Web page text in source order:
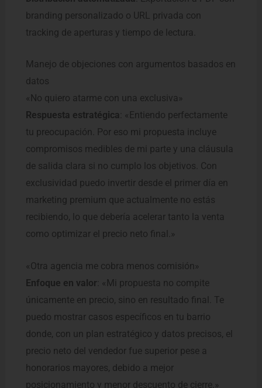
branding personalizado o URL privada con
tracking de aperturas y tiempo de lectura.
Manejo de objeciones con argumentos basados en
datos
«No quiero atarme con una exclusiva»
Respuesta estratégica : «Entiendo perfectamente
tu preocupación. Por eso mi propuesta incluye
compromisos medibles de mi parte y una cláusula
de salida clara si no cumplo los objetivos. Con
exclusividad puedo invertir desde el primer día en
marketing premium que actualmente no estás
recibiendo, lo que debería acelerar tanto la venta
como optimizar el precio neto final.»
«Otra agencia me cobra menos comisión»
Enfoque en valor : «Mi propuesta no compite
únicamente en precio, sino en resultado final. Te
puedo mostrar casos específicos en tu barrio
donde, con un plan estratégico y datos precisos, el
precio neto del vendedor fue superior pese a
honorarios mayores, debido a mejor
posicionamiento y menor descuento de cierre.»